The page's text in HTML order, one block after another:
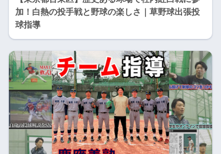
加！白熱の投手戦と野球の楽しさ｜草野球出張投
球指導